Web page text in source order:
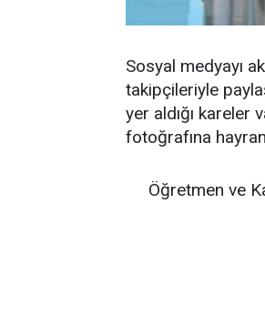
Sosyal medyayı
takipçileriyle
yer aldığı kareler
fotoğrafına
Öğretmen ve